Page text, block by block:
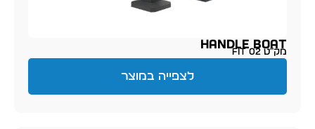
HANDLE BOAT
מק״ט FIT 02
לצפייה במוצר